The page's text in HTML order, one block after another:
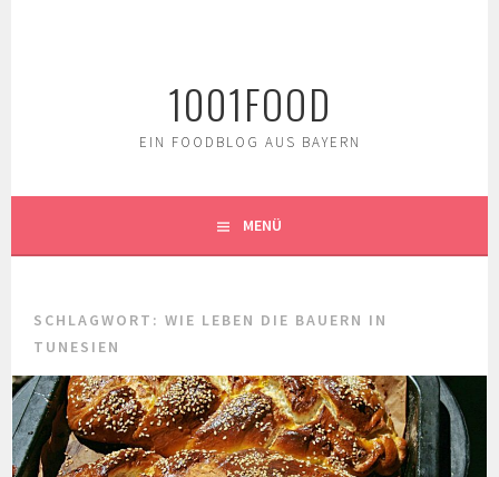
1001FOOD
EIN FOODBLOG AUS BAYERN
MENÜ
SCHLAGWORT:WIE LEBEN DIE BAUERN IN
TUNESIEN